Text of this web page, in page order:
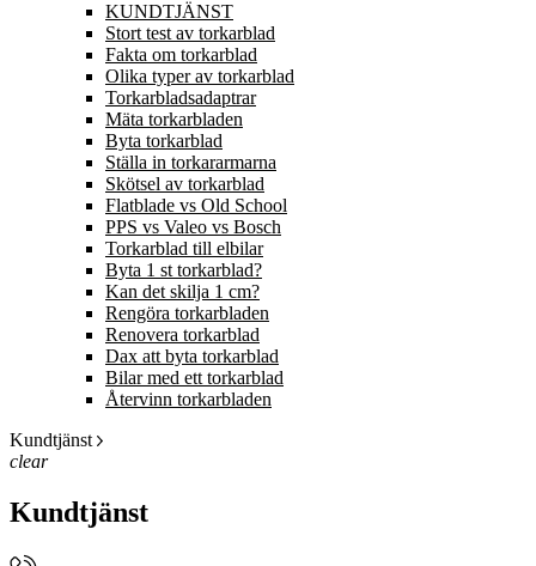
KUNDTJÄNST
Stort test av torkarblad
Fakta om torkarblad
Olika typer av torkarblad
Torkarbladsadaptrar
Mäta torkarbladen
Byta torkarblad
Ställa in torkararmarna
Skötsel av torkarblad
Flatblade vs Old School
PPS vs Valeo vs Bosch
Torkarblad till elbilar
Byta 1 st torkarblad?
Kan det skilja 1 cm?
Rengöra torkarbladen
Renovera torkarblad
Dax att byta torkarblad
Bilar med ett torkarblad
Återvinn torkarbladen
Kundtjänst
clear
Kundtjänst